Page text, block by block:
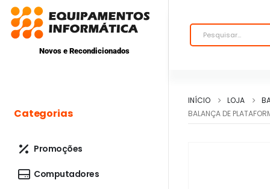
Novos e Recondicionados
INÍCIO LOJA
BALANÇA DE
Categorias
Promoções
Computadores